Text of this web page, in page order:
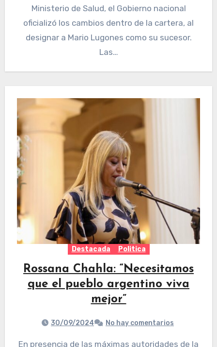
Ministerio de Salud, el Gobierno nacional
oficializó los cambios dentro de la cartera, al
designar a Mario Lugones como su sucesor.
Las…
Destacada Politica
Rossana Chahla: “Necesitamos
que el pueblo argentino viva
mejor”
30/09/2024 No hay comentarios
En presencia de las máximas autoridades de la